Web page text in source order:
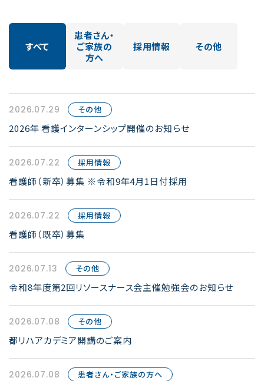
すべて
患者さん・
ご家族の
方へ
採用情報 その他
2026.07.29 その他
2026年 看護インターンシップ開催のお知らせ
2026.07.22 採用情報
看護師（新卒）募集 ※令和9年4月1日付採用
2026.07.22 採用情報
看護師（既卒）募集
2026.07.13 その他
令和8年度第2回リソースナース会主催勉強会のお知らせ
2026.07.08 その他
都リハアカデミア開講のご案内
2026.07.08 患者さん・ご家族の方へ